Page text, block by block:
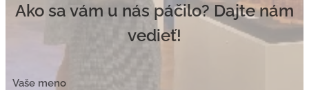
Ako sa vám u nás páčilo? Dajte nám
vedieť!
Vaše meno